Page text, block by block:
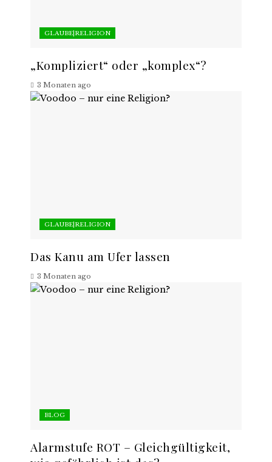
GLAUBE|RELIGION
„Kompliziert“ oder „komplex“?
3 Monaten ago
GLAUBE|RELIGION
Das Kanu am Ufer lassen
3 Monaten ago
BLOG
Alarmstufe ROT – Gleichgültigkeit,